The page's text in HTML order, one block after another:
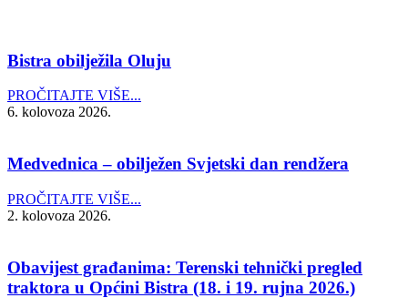
Bistra obilježila Oluju
PROČITAJTE VIŠE...
6. kolovoza 2026.
Medvednica – obilježen Svjetski dan rendžera
PROČITAJTE VIŠE...
2. kolovoza 2026.
Obavijest građanima: Terenski tehnički pregled
traktora u Općini Bistra (18. i 19. rujna 2026.)